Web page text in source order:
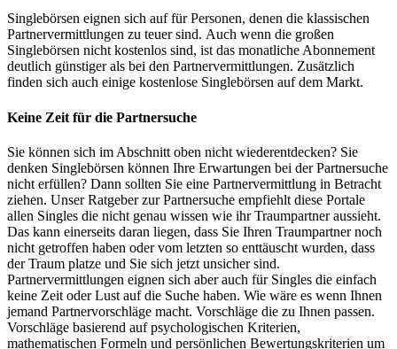
Singlebörsen eignen sich auf für Personen, denen die klassischen
Partnervermittlungen zu teuer sind. Auch wenn die großen
Singlebörsen nicht kostenlos sind, ist das monatliche Abonnement
deutlich günstiger als bei den Partnervermittlungen. Zusätzlich
finden sich auch einige kostenlose Singlebörsen auf dem Markt.
Keine Zeit für die Partnersuche
Sie können sich im Abschnitt oben nicht wiederentdecken? Sie
denken Singlebörsen können Ihre Erwartungen bei der Partnersuche
nicht erfüllen? Dann sollten Sie eine Partnervermittlung in Betracht
ziehen. Unser Ratgeber zur Partnersuche empfiehlt diese Portale
allen Singles die nicht genau wissen wie ihr Traumpartner aussieht.
Das kann einerseits daran liegen, dass Sie Ihren Traumpartner noch
nicht getroffen haben oder vom letzten so enttäuscht wurden, dass
der Traum platze und Sie sich jetzt unsicher sind.
Partnervermittlungen eignen sich aber auch für Singles die einfach
keine Zeit oder Lust auf die Suche haben. Wie wäre es wenn Ihnen
jemand Partnervorschläge macht. Vorschläge die zu Ihnen passen.
Vorschläge basierend auf psychologischen Kriterien,
mathematischen Formeln und persönlichen Bewertungskriterien um